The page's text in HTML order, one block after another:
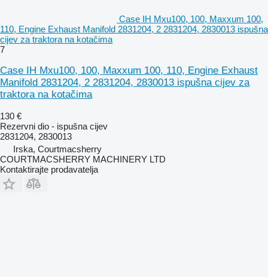
Case IH Mxu100, 100, Maxxum 100,
110, Engine Exhaust Manifold 2831204, 2 2831204, 2830013 ispušna
cijev za traktora na kotačima
7
Case IH Mxu100, 100, Maxxum 100, 110, Engine Exhaust
Manifold 2831204, 2 2831204, 2830013 ispušna cijev za
traktora na kotačima
130 €
Rezervni dio - ispušna cijev
2831204, 2830013
Irska, Courtmacsherry
COURTMACSHERRY MACHINERY LTD
Kontaktirajte prodavatelja